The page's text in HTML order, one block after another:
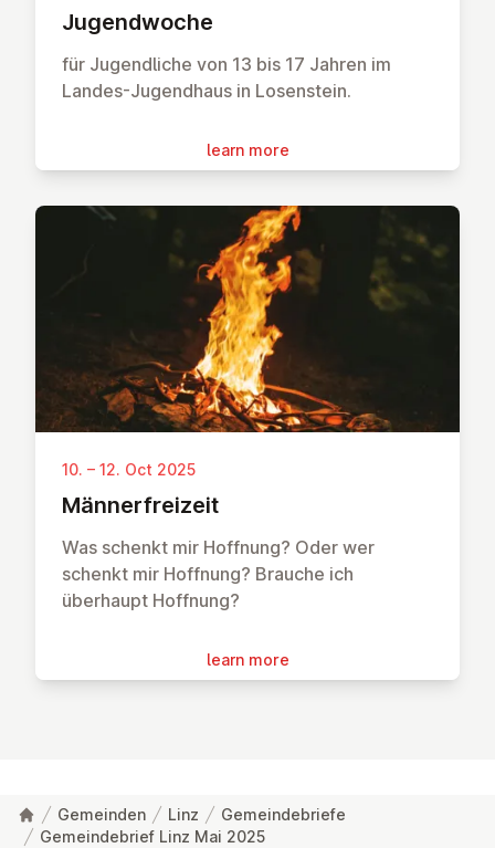
Ju­gend­woche
für Jugendliche von 13 bis 17 Jahren im
Landes-Jugendhaus in Losenstein.
learn more
10. – 12. Oct 2025
Män­ner­freizeit
Was schenkt mir Hoffnung? Oder wer
schenkt mir Hoffnung? Brauche ich
überhaupt Hoffnung?
learn more
Gemeinden Linz
Gemeindebriefe
Gemeindebrief Linz Mai 2025